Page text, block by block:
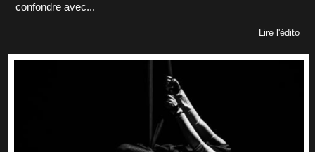
confondre avec...
Lire l'édito